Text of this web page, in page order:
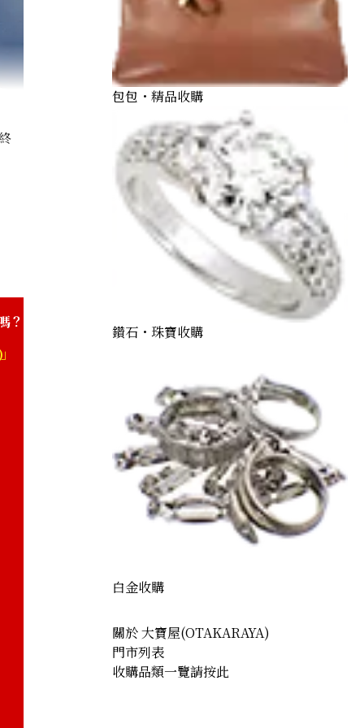
Madame Gold hardware Z engraved
？
包包・精品收購
鑽石・珠寶收購
白金收購
關於 大寶屋(OTAKARAYA)
門市列表
收購品類一覽請按此